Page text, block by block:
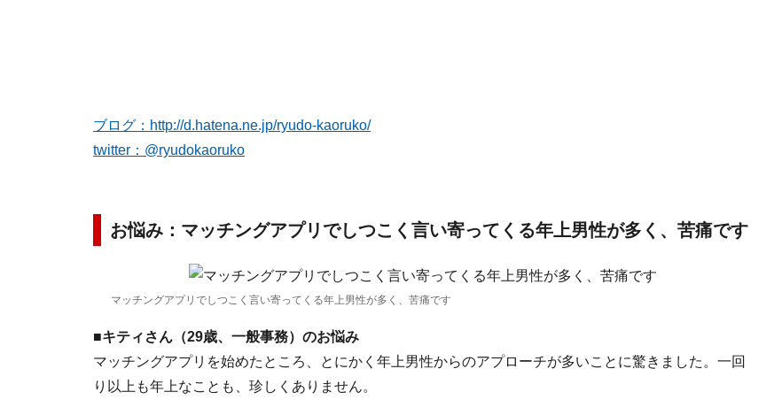
ブログ：http://d.hatena.ne.jp/ryudo-kaoruko/
twitter：@ryudokaoruko
お悩み：マッチングアプリでしつこく言い寄ってくる年上男性が多く、苦痛です
マッチングアプリでしつこく言い寄ってくる年上男性が多く、苦痛です
■キティさん（29歳、一般事務）のお悩み
マッチングアプリを始めたところ、とにかく年上男性からのアプローチが多いことに驚きました。一回
り以上も年上なことも、珍しくありません。